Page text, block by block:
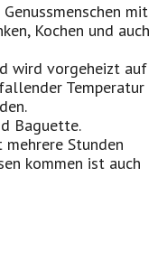
mit
Kochen und auch
wird vorgeheizt auf
Temperatur
Baguette.
Stunden
kommen ist auch